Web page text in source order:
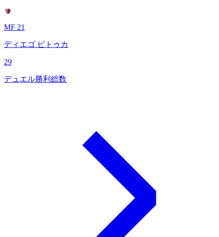
MF 21
ディエゴ ピトゥカ
29
デュエル勝利総数